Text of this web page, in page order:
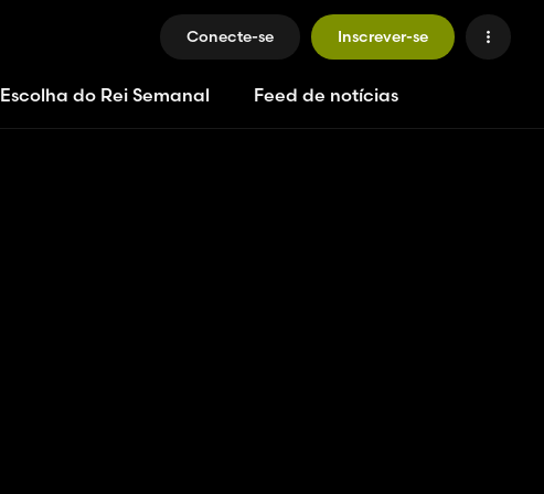
Conecte-se Inscrever-se
Escolha do Rei Semanal Feed de notícias